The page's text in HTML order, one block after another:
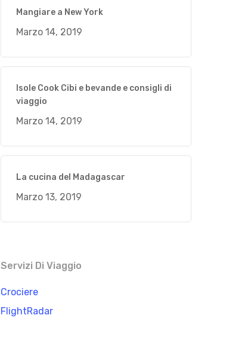
Mangiare a New York
Marzo 14, 2019
Isole Cook Cibi e bevande e consigli di
viaggio
Marzo 14, 2019
La cucina del Madagascar
Marzo 13, 2019
Servizi Di Viaggio
Crociere
FlightRadar